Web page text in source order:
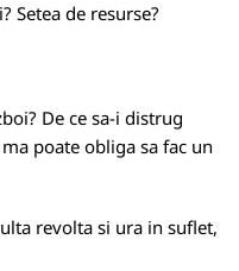
Setea de resurse?
De ce sa-i distrug
poate obliga sa fac un
revolta si ura in suflet,